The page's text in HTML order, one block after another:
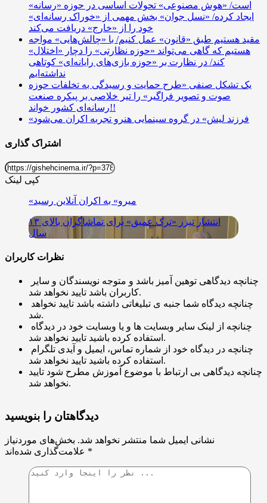
است/ «هوش مصنوعی» تحولات اساسی در حوزه «رسانه»
ایجاد کرده/ «نسل جوان» بخش مهمی از «خوراک رسانه‌ای»
خود را از «خارج» دریافت می‌کند
مقید هستیم طبق «قانون» عمل کنیم/ با «چالش‌هایی» مواجه
هستیم که گاهی می‌تواند «حوزه نظارتی» را دچار «اختلال»
کند/ در نظارت بر «حوزه بازی‌های رایانه‌ای» کوتاهی
نداشته‌ایم
یک تشکل‌ صنفی «طرح حمایت و رسیدگی به تخلفات حوزه
صوت و تصویر فراگیر» را تیر خلاصی بر پیکره صنعت
رسانه‌ای کشور خواند!!
«فرزند لیش» در گروه سینمایی هنرو تجربه اکران می‌شود
اشتراک گذاری
کپی لینک
«میرو» به اکران آنلاین رسید
انتشار تیزر «ترک عمیق» برای تماشاگران بالای ۱۳
سال
نظرات کاربران
کاربران باشد تایید نخواهد شد.
شد.
استفاده کرده باشید تایید نخواهد شد.
استفاده کرده باشید تایید نخواهد شد.
چنانچه دیدگاهی بی ارتباط با موضوع آموزش مطرح شود تایید
نخواهد شد.
دیدگاهتان را بنویسید
نشانی ایمیل شما منتشر نخواهد شد. بخش‌های موردنیاز
*